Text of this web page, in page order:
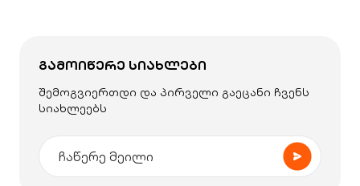
ᲒᲐᲛᲝᲘᲬᲔᲠᲔ ᲡᲘᲐᲮᲚᲔᲑᲘ
შემოგვიერთდი და პირველი გაეცანი ჩვენს
სიახლეებს